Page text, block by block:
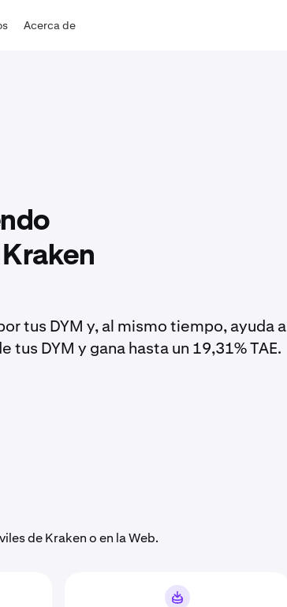
Acerca de
tus DYM y, al mismo tiempo, ayuda a
DYM y gana hasta un 19,31% TAE.
de Kraken o en la Web.